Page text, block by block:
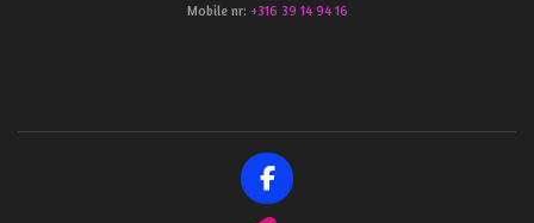
Mobile nr: +316 39 14 94 16
F
a